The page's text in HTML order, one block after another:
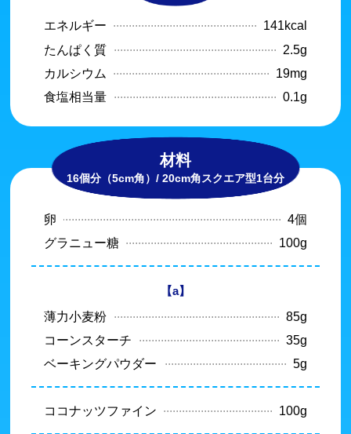
エネルギー
141kcal
たんぱく質
2.5g
カルシウム
19mg
食塩相当量
0.1g
材料
16個分（5cm角）/ 20cm角スクエア型1台分
卵
4個
グラニュー糖
100g
【a】
薄力小麦粉
85g
コーンスターチ
35g
ベーキングパウダー
5g
ココナッツファイン 100g